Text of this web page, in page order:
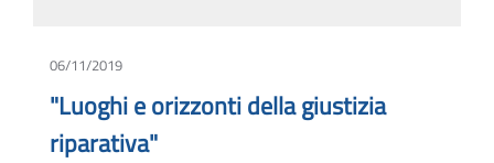
06/11/2019
"Luoghi e orizzonti della giustizia
riparativa"